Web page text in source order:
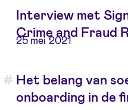
25 mei 2021
Interview met
Crime and Fraud
Het belang van
onboarding in de